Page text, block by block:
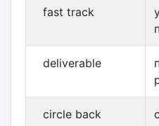
fast track
deliverable
circle back